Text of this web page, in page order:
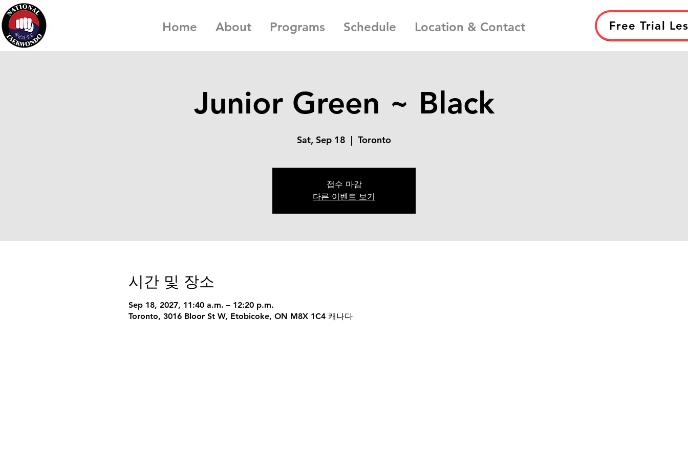
Home About Programs Schedule Location & Contact Free Trial
Junior Green ~ Black
Sat, Sep 18
  |
Toronto
접수 마감
다른 이벤트 보기
시간 및 장소
Sep 18, 2027, 11:40 a.m. – 12:20 p.m.
Toronto, 3016 Bloor St W, Etobicoke, ON M8X 1C4 캐나다